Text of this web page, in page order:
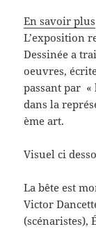
En savoir plus
L’exposition
Dessinée a
oeuvres,
passant par
dans la
ème art.
Visuel ci
La bête est
Victor
(scénaristes),